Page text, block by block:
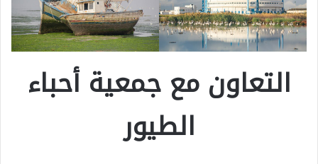
التعاون مع جمعية أحباء
الطيور